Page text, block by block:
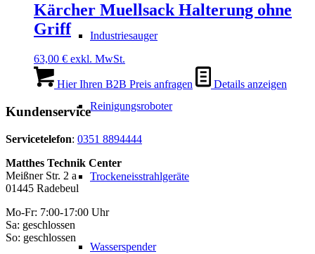
Industriesauger
Reinigungsroboter
Trockeneisstrahlgeräte
Wasserspender
Kärcher Muellsack Halterung ohne
Griff
63,00 € exkl. MwSt.
Hier Ihren B2B Preis anfragen Details anzeigen
Kundenservice
Servicetelefon: 0351 8894444
Matthes Technik Center
Meißner Str. 2 a
01445 Radebeul
Mo-Fr: 7:00-17:00 Uhr
Sa: geschlossen
So: geschlossen